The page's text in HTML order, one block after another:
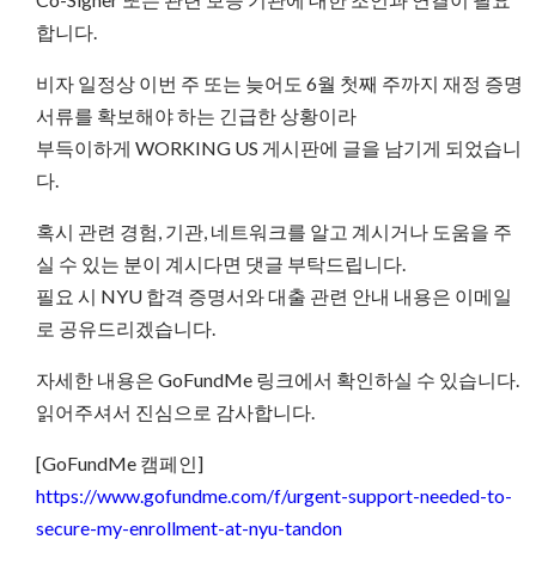
합니다.
비자 일정상 이번 주 또는 늦어도 6월 첫째 주까지 재정 증명
서류를 확보해야 하는 긴급한 상황이라
부득이하게 WORKING US 게시판에 글을 남기게 되었습니
다.
혹시 관련 경험, 기관, 네트워크를 알고 계시거나 도움을 주
실 수 있는 분이 계시다면 댓글 부탁드립니다.
필요 시 NYU 합격 증명서와 대출 관련 안내 내용은 이메일
로 공유드리겠습니다.
자세한 내용은 GoFundMe 링크에서 확인하실 수 있습니다.
읽어주셔서 진심으로 감사합니다.
[GoFundMe 캠페인]
https://www.gofundme.com/f/urgent-support-needed-to-
secure-my-enrollment-at-nyu-tandon